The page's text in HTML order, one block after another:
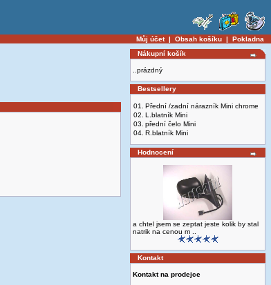
Můj účet| Obsah košíku | Pokladna
Nákupní košík
..prázdný
Bestsellery
01.
Přední /zadní nárazník Mini chrome
02. L.blatník Mini
03. přední čelo Mini
04. R.blatník Mini
Hodnocení
a chtel jsem se zeptat jeste kolik by stal
natrik na cenou m ..
Kontakt
Kontakt na prodejce